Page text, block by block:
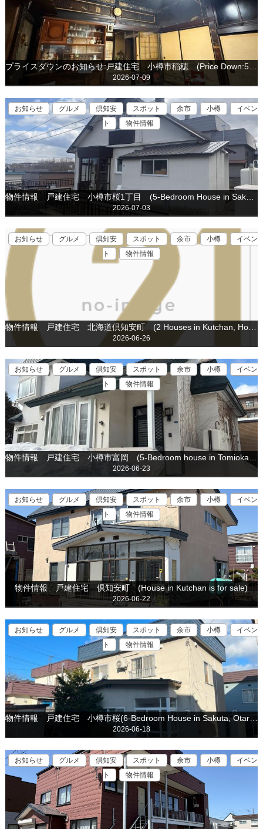
プライスダウンのお知らせ:戸建住宅 小樽市稲穂 (Price Down:5-Bedroom House in Inaho)
2026-07-09
お知らせ グルメ 倶知安 スポット 余市 小樽
イベン
ト
物件情報
物件情報 戸建住宅 小樽市桜1丁目 (5-Bedroom House in Sakura, Otaru is for sale)
2026-07-03
お知らせ グルメ 倶知安 スポット 余市 小樽
イベン
ト
物件情報
物件情報 戸建住宅 北海道倶知安町 (2 Houses in Kutchan, Hokkaido is for sale)
2026-06-26
お知らせ グルメ 倶知安 スポット 余市 小樽
イベン
ト
物件情報
2026-06-23
お知らせ グルメ 倶知安 スポット 余市 小樽
イベン
ト
物件情報
物件情報 戸建住宅 倶知安町 (House in Kutchan is for sale)
2026-06-22
お知らせ グルメ 倶知安 スポット 余市 小樽
イベン
ト
物件情報
物件情報 戸建住宅 小樽市桜(6-Bedroom House in Sakuta, Otaru is for Sale)
2026-06-18
お知らせ グルメ 倶知安 スポット 余市 小樽
イベン
ト
物件情報